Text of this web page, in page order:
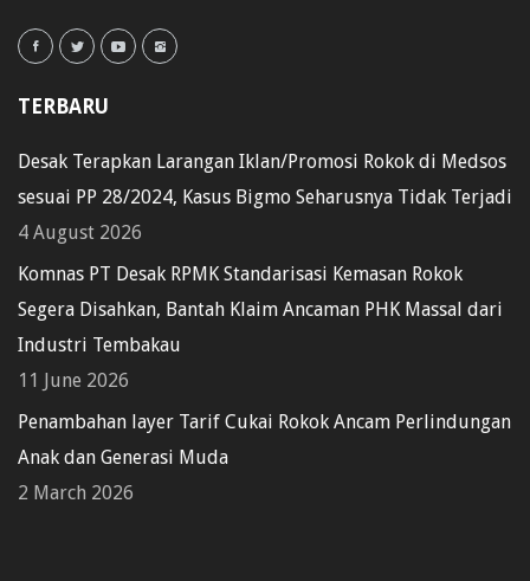
TERBARU
Desak Terapkan Larangan Iklan/Promosi Rokok di Medsos
sesuai PP 28/2024, Kasus Bigmo Seharusnya Tidak Terjadi
4 August 2026
Komnas PT Desak RPMK Standarisasi Kemasan Rokok
Segera Disahkan, Bantah Klaim Ancaman PHK Massal dari
Industri Tembakau
11 June 2026
Penambahan layer Tarif Cukai Rokok Ancam Perlindungan
Anak dan Generasi Muda
2 March 2026